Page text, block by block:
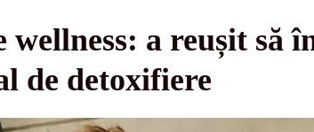
a reușit să
de detoxifiere